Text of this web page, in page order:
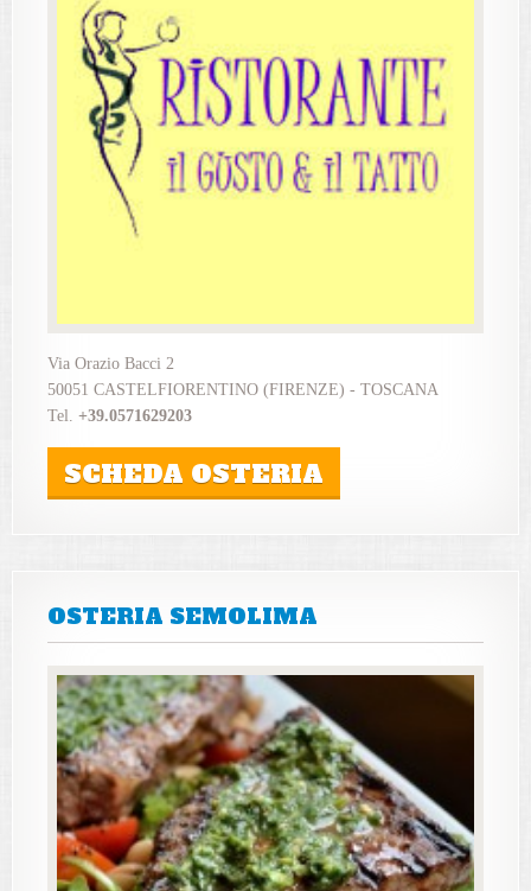
Via Orazio Bacci 2
50051 CASTELFIORENTINO (FIRENZE) - TOSCANA
Tel. +39.0571629203
SCHEDA OSTERIA
OSTERIA SEMOLIMA